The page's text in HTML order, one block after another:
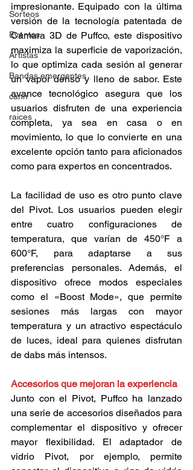
Sorteos
Eventos
Artistas
Bandas emergentes
cann
raices
impresionante. Equipado con la última
versión de la tecnología patentada de
Cámara 3D de Puffco, este dispositivo
maximiza la superficie de vaporización,
lo que optimiza cada sesión al generar
un vapor denso y lleno de sabor. Este
avance tecnológico asegura que los
usuarios disfruten de una experiencia
completa, ya sea en casa o en
movimiento, lo que lo convierte en una
excelente opción tanto para aficionados
como para expertos en concentrados.
La facilidad de uso es otro punto clave
del Pivot. Los usuarios pueden elegir
entre cuatro configuraciones de
temperatura, que varían de 450°F a
600°F, para adaptarse a sus
preferencias personales. Además, el
dispositivo ofrece modos especiales
como el «Boost Mode», que permite
sesiones más largas con mayor
temperatura y un atractivo espectáculo
de luces, ideal para quienes disfrutan
de dabs más intensos.
Accesorios que mejoran la experiencia
Junto con el Pivot, Puffco ha lanzado
una serie de accesorios diseñados para
complementar el dispositivo y ofrecer
mayor flexibilidad. El adaptador de
vidrio Pivot, por ejemplo, permite